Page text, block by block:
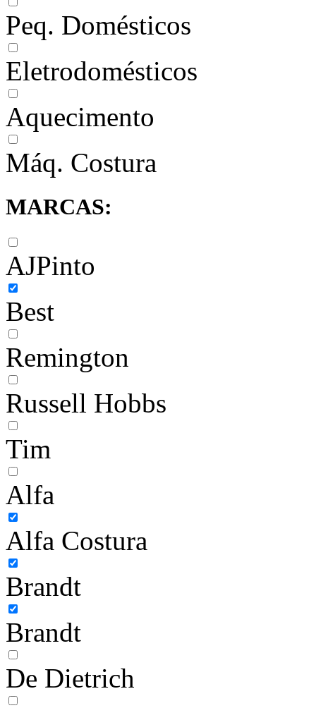
Peq. Domésticos
Eletrodomésticos
Aquecimento
Máq. Costura
MARCAS:
AJPinto
Best
Remington
Russell Hobbs
Tim
Alfa
Alfa Costura
Brandt
Brandt
De Dietrich